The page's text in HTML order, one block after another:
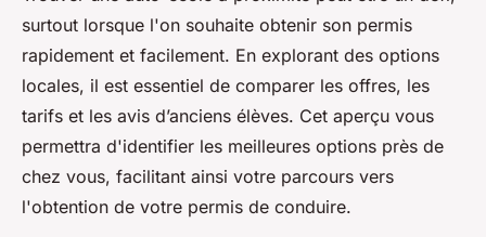
surtout lorsque l'on souhaite obtenir son permis
rapidement et facilement. En explorant des options
locales, il est essentiel de comparer les offres, les
tarifs et les avis d’anciens élèves. Cet aperçu vous
permettra d'identifier les meilleures options près de
chez vous, facilitant ainsi votre parcours vers
l'obtention de votre permis de conduire.